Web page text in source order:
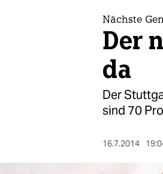
Nächste
Der
da
Der
sind 70
16.7.2014